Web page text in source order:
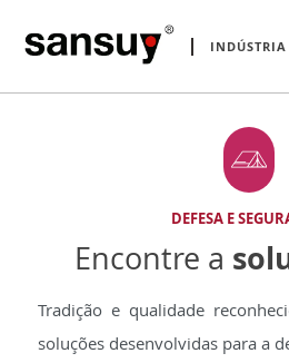
INDÚSTRIA
DEFESA E
Encontre a
Tradição e qualidade
soluções desenvolvidas para a